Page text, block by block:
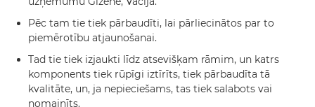
Pēc tam tie tiek pārbaudīti, lai pārliecinātos par to
piemērotību atjaunošanai.
Tad tie tiek izjaukti līdz atsevišķam rāmim, un katrs
komponents tiek rūpīgi iztīrīts, tiek pārbaudīta tā
kvalitāte, un, ja nepieciešams, tas tiek salabots vai
nomainīts.